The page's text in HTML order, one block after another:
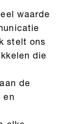
waarde
stelt ons
die
de
en